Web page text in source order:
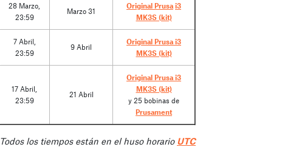
28 Marzo,
23:59
Marzo 31
Original Prusa i3
MK3S (kit)
7 Abril,
23:59
9 Abril
Original Prusa i3
MK3S (kit)
17 Abril,
23:59
21 Abril
Original Prusa i3
MK3S (kit)
y 25 bobinas de
Prusament
Todos los tiempos están en el huso horario UTC